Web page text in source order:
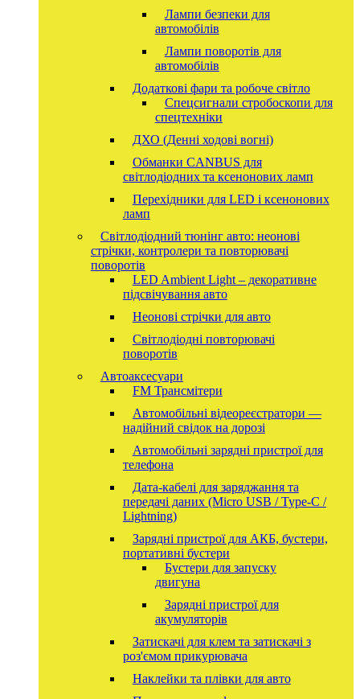
Лампи безпеки для
автомобілів
Лампи поворотів для
автомобілів
Додаткові фари та робоче світло
Спецсигнали стробоскопи для
спецтехніки
ДХО (Денні ходові вогні)
Обманки CANBUS для
світлодіодних та ксенонових ламп
Перехідники для LED і ксенонових
ламп
Світлодіодний тюнінг авто: неонові
стрічки, контролери та повторювачі
поворотів
LED Ambient Light – декоративне
підсвічування авто
Неонові стрічки для авто
Світлодіодні повторювачі
поворотів
Автоаксесуари
FM Трансмітери
Автомобільні відеореєстратори —
надійний свідок на дорозі
Автомобільні зарядні пристрої для
телефона
Дата-кабелі для заряджання та
передачі даних (Micro USB / Type-C /
Lightning)
Зарядні пристрої для АКБ, бустери,
портативні бустери
Бустери для запуску
двигуна
Зарядні пристрої для
акумуляторів
Затискачі для клем та затискачі з
роз'ємом прикурювача
Наклейки та плівки для авто